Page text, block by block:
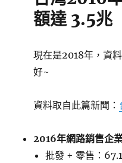
額達 3.5兆
現在是2018年，資
好~
資料取自此篇新聞：
2016年網路銷售企
批發 + 零售：